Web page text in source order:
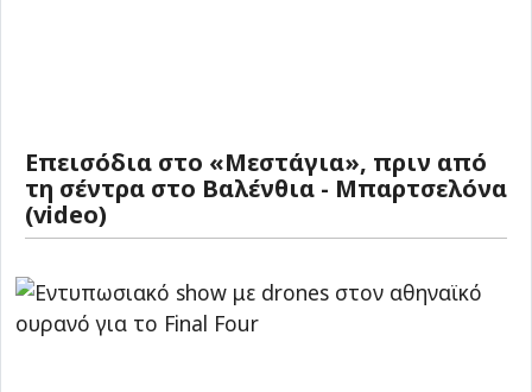
Επεισόδια στο «Μεστάγια», πριν από
τη σέντρα στο Βαλένθια - Μπαρτσελόνα
(video)